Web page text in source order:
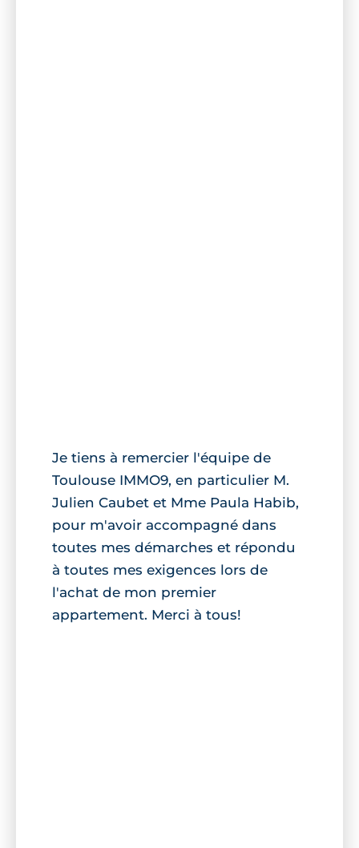
Je tiens à remercier l'équipe de
Toulouse IMMO9, en particulier M.
Julien Caubet et Mme Paula Habib,
pour m'avoir accompagné dans
toutes mes démarches et répondu
à toutes mes exigences lors de
l'achat de mon premier
appartement. Merci à tous!